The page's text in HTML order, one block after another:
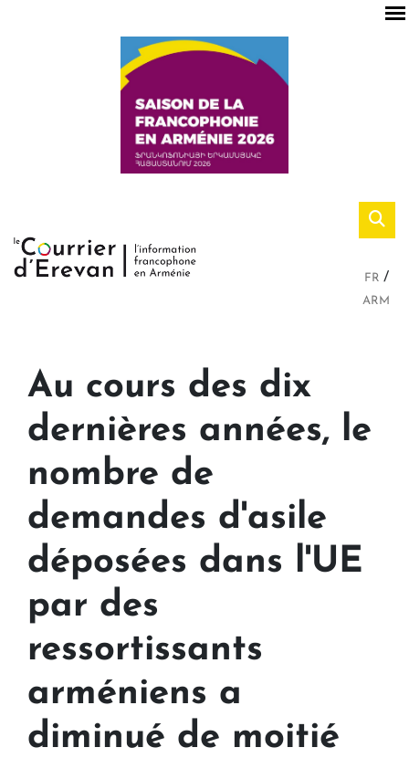
FR
ARM
Au cours des dix
dernières années, le
nombre de
demandes d'asile
déposées dans l'UE
par des
ressortissants
arméniens a
diminué de moitié